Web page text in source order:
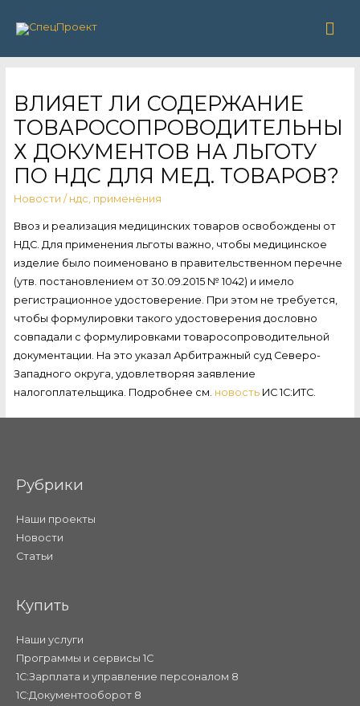
ВЛИЯЕТ ЛИ СОДЕРЖАНИЕ
ТОВАРОСОПРОВОДИТЕЛЬНЫ
Х ДОКУМЕНТОВ НА ЛЬГОТУ
ПО НДС ДЛЯ МЕД. ТОВАРОВ?
Новости / ндс применения
Ввоз и реализация медицинских товаров освобождены от
НДС. Для применения льготы важно, чтобы медицинское
изделие было поименовано в правительственном перечне
(утв. постановлением от 30.09.2015 № 1042) и имело
регистрационное удостоверение. При этом не требуется,
чтобы формулировки такого удостоверения дословно
совпадали с формулировками товаросопроводительной
документации. На это указал Арбитражный суд Северо-
Западного округа, удовлетворяя заявление
налогоплательщика. Подробнее см. новостьИС 1С:ИТС.
Рубрики
Наши проекты
Новости
Статьи
Купить
Наши услуги
Программы и сервисы 1С
1С:Зарплата и управление персоналом 8
1С:Документооборот 8